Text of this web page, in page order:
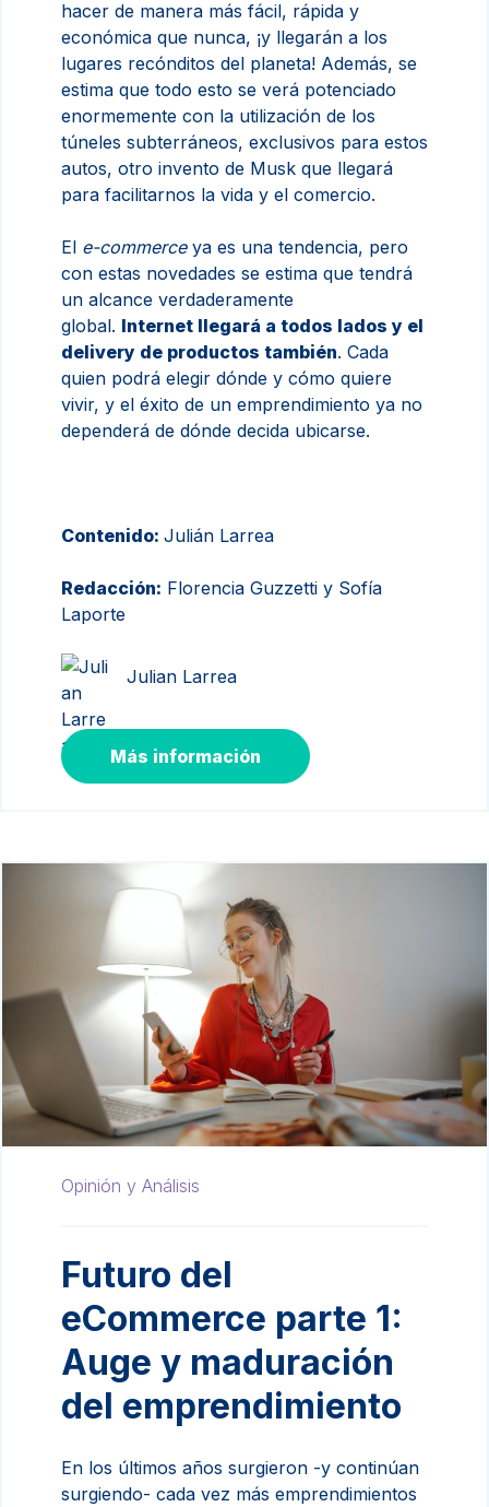
hacer de manera más fácil, rápida y
económica que nunca, ¡y llegarán a los
lugares recónditos del planeta! Además, se
estima que todo esto se verá potenciado
enormemente con la utilización de los
túneles subterráneos, exclusivos para estos
autos, otro invento de Musk que llegará
para facilitarnos la vida y el comercio.
El e-commerce ya es una tendencia, pero
con estas novedades se estima que tendrá
un alcance verdaderamente
global. Internet llegará a todos lados y el
delivery de productos también. Cada
quien podrá elegir dónde y cómo quiere
vivir, y el éxito de un emprendimiento ya no
dependerá de dónde decida ubicarse.
Contenido: Julián Larrea
Redacción: Florencia Guzzetti y Sofía
Laporte
Julian Larrea
Más información
Opinión y Análisis
Futuro del
eCommerce parte 1:
Auge y maduración
del emprendimiento
En los últimos años surgieron -y continúan
surgiendo- cada vez más emprendimientos